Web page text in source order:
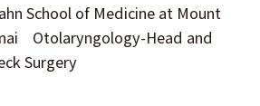
School of Medicine at Mount
Otolaryngology-Head and
Surgery